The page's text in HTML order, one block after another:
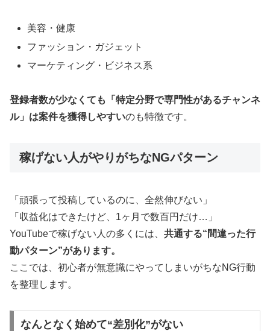
美容・健康
ファッション・ガジェット
マーケティング・ビジネス系
登録者数が少なくても「特定分野で専門性があるチャンネ
ル」は案件を獲得しやすいのも特徴です。
稼げない人がやりがちなNGパターン
「頑張って投稿しているのに、全然伸びない」
「収益化はできたけど、1ヶ月で数百円だけ…」
YouTubeで稼げない人の多くには、 共通する“間違った行
動パターン”があります。
ここでは、初心者が無意識にやってしまいがちなNG行動
を整理します。
なんとなく始めて“差別化”がない